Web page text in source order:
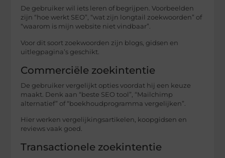
De gebruiker wil iets leren of begrijpen. Voorbeelden
zijn “hoe werkt SEO”, “wat zijn longtail zoekwoorden” of
“waarom is mijn website niet vindbaar”.
Voor dit soort zoekwoorden zijn blogs, gidsen en
uitlegpagina’s geschikt.
Commerciële zoekintentie
De gebruiker vergelijkt opties voordat hij een keuze
maakt. Denk aan “beste SEO tool”, “Mailchimp
alternatief” of “boekhoudprogramma vergelijken”.
Hier werken vergelijkingsartikelen, koopgidsen en
reviews vaak goed.
Transactionele zoekintentie